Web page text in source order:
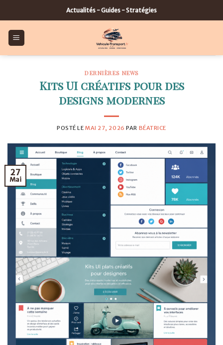
to
content
Actualités - Guides - Stratégies
DERNIÈRES NEWS
Kits UI créatifs pour des
designs modernes
POSTÉ LE MAI 27, 2026 PAR BÉATRICE
27
Mai